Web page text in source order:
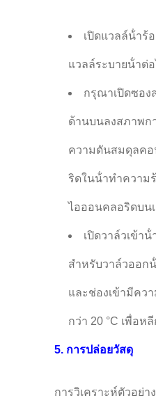
เปิดแวลล์น้ําร้
แวลล์ระบายน้ําต่อ
กรุณาเปิดซอง
ด้านบนลงสภาพก
ความดันสมดุลคอ
ริดในน้ําทําความ
ไอออนคลอริดบน
เปิดวาล์วเข้าน้ํ
สําหรับวาล์วออก
และช่องเข้ามีคว
กว่า 20 °C เพื่อห
5. การปล่อยวัสดุ
การวิเคราะห์ตัวอย่า